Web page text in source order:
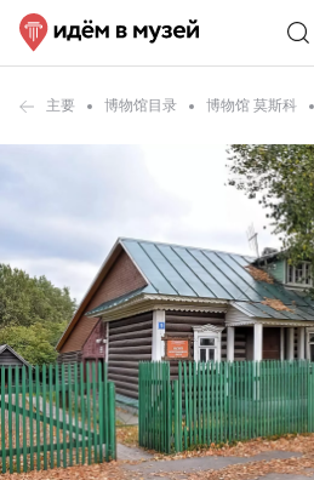
主要 博物馆目录 博物馆 莫斯科